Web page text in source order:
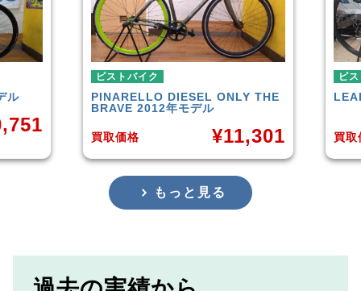
DIESEL ONLY THE
2012年モデル
取価格 ¥11,301
LEADER 721TR
買取価格
もっと見る